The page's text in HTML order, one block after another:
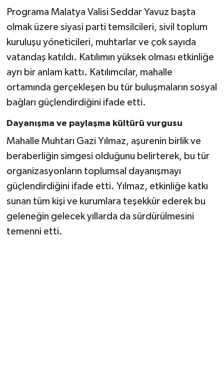
Programa Malatya Valisi Seddar Yavuz başta
olmak üzere siyasi parti temsilcileri, sivil toplum
kuruluşu yöneticileri, muhtarlar ve çok sayıda
vatandaş katıldı. Katılımın yüksek olması etkinliğe
ayrı bir anlam kattı. Katılımcılar, mahalle
ortamında gerçekleşen bu tür buluşmaların sosyal
bağları güçlendirdiğini ifade etti.
Dayanışma ve paylaşma kültürü vurgusu
Mahalle Muhtarı Gazi Yılmaz, aşurenin birlik ve
beraberliğin simgesi olduğunu belirterek, bu tür
organizasyonların toplumsal dayanışmayı
güçlendirdiğini ifade etti. Yılmaz, etkinliğe katkı
sunan tüm kişi ve kurumlara teşekkür ederek bu
geleneğin gelecek yıllarda da sürdürülmesini
temenni etti.